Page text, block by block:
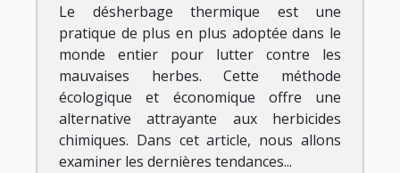
Le désherbage thermique est une
pratique de plus en plus adoptée dans le
monde entier pour lutter contre les
mauvaises herbes. Cette méthode
écologique et économique offre une
alternative attrayante aux herbicides
chimiques. Dans cet article, nous allons
examiner les dernières tendances...